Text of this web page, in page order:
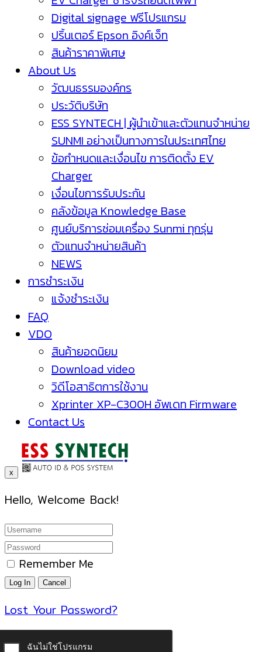
Digital signage ฟรีโปรแกรม
ปริ้นเตอร์ Epson อิงค์เจ็ท
สินค้าราคาพิเศษ
About Us
วัฒนธรรมองค์กร
ประวัติบริษัท
ESS SYNTECH | ผู้นำเข้าและตัวแทนจำหน่าย
SUNMI อย่างเป็นทางการในประเทศไทย
ข้อกำหนดและเงื่อนไข การติดตั้ง EV
Charger
เงื่อนไขการรับประกัน
คลังข้อมูล Knowledge Base
ศูนย์บริการซ่อมเครื่อง Sunmi ทุกรุ่น
ตัวแทนจำหน่ายสินค้า
NEWS
การชำระเงิน
แจ้งชำระเงิน
FAQ
VDO
สินค้ายอดนิยม
Download video
วิดีโอสาธิตการใช้งาน
Xprinter XP-C300H อัพเดท Firmware
Contact Us
x
Hello, Welcome Back!
Remember Me
Lost Your Password?